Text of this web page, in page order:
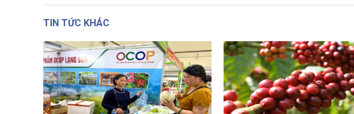
TIN TỨC KHÁC